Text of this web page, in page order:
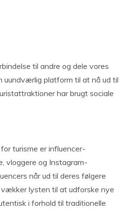
til andre og dele vores
uundværlig platform til at nå ud til
har brugt sociale
turisme er influencer-
vloggere og Instagram-
når ud til deres følgere
vækker lysten til at udforske nye
i forhold til traditionelle